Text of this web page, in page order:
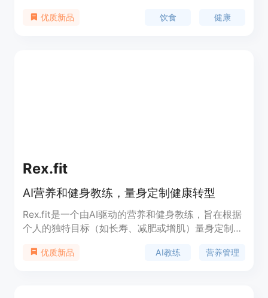
友互动并分享饮食计划。AiDiet旨在帮助用户改变饮
优质新品 饮食 健康
Rex.fit
AI营养和健身教练，量身定制健康转型
Rex.fit是一个由AI驱动的营养和健身教练，旨在根据
个人的独特目标（如长寿、减肥或增肌）量身定制健
记录餐食、获取个性化的锻炼建议、查看日常报告和
优质新品 AI教练 营养管理